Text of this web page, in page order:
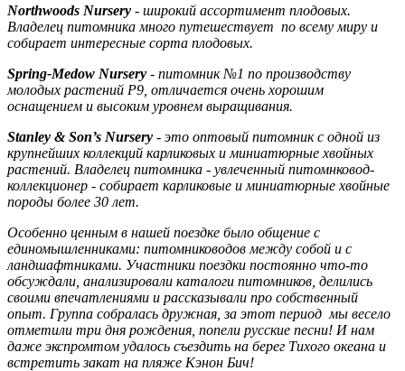
Northwoods Nursery - широкий ассортимент плодовых.
Владелец питомника много путешествует по всему миру и
собирает интересные сорта плодовых.
Spring-Medow Nursery - питомник №1 по производству
молодых растений Р9, отличается очень хорошим
оснащением и высоким уровнем выращивания.
Stanley & Son’s Nursery - это оптовый питомник с одной из
крупнейших коллекций карликовых и миниатюрные хвойных
растений. Владелец питомника - увлеченный питомнковод-
коллекционер - собирает карликовые и миниатюрные хвойные
породы более 30 лет.
Особенно ценным в нашей поездке было общение с
единомышленниками: питомниководов между собой и с
ландшафтниками. Участники поездки постоянно что-то
обсуждали, анализировали каталоги питомников, делились
своими впечатлениями и рассказывали про собственный
опыт. Группа собралась дружная, за этот период мы весело
отметили три дня рождения, попели русские песни! И нам
даже экспромтом удалось съездить на берег Тихого океана и
встретить закат на пляже Кэнон Бич!